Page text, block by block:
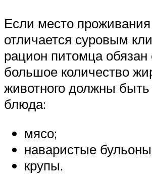
Если место проживания
отличается суровым
рацион питомца обязан
большое количество
животного должны быть
блюда:
мясо;
наваристые
крупы.